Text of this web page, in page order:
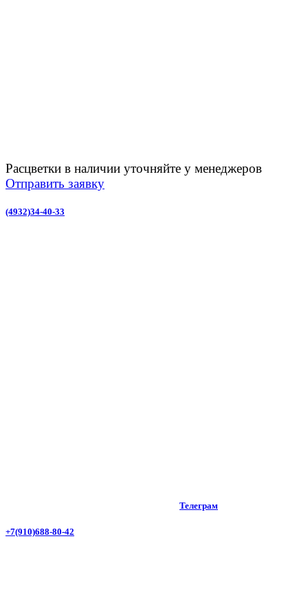
Расцветки в наличии уточняйте у менеджеров
Отправить заявку
(4932)34-40-33
Телеграм
+7(910)688-80-42